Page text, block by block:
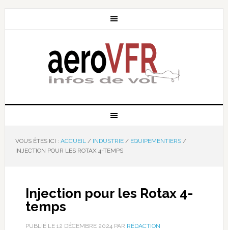
VOUS ÊTES ICI : ACCUEIL / INDUSTRIE / EQUIPEMENTIERS /
INJECTION POUR LES ROTAX 4-TEMPS
Injection pour les Rotax 4-
temps
PUBLIÉ LE 12 DÉCEMBRE 2024PAR RÉDACTION